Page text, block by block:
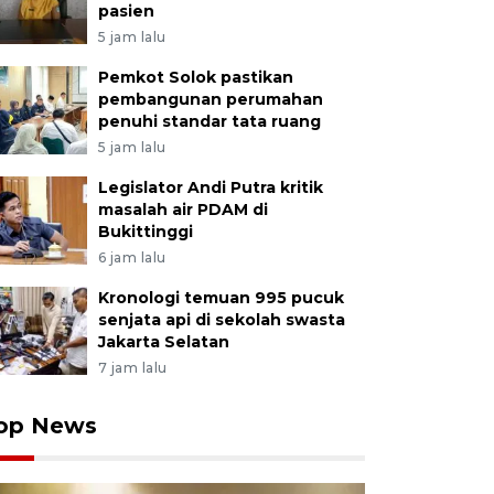
pasien
5 jam lalu
Pemkot Solok pastikan
pembangunan perumahan
penuhi standar tata ruang
5 jam lalu
Legislator Andi Putra kritik
masalah air PDAM di
Bukittinggi
6 jam lalu
Kronologi temuan 995 pucuk
senjata api di sekolah swasta
Jakarta Selatan
7 jam lalu
News